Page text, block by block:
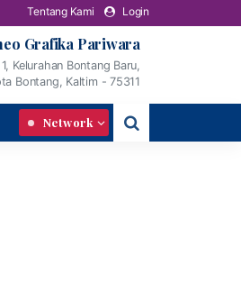
Tentang Kami Login
Grafika Pariwara
Kelurahan Bontang Baru,
Bontang, Kaltim - 75311
Network